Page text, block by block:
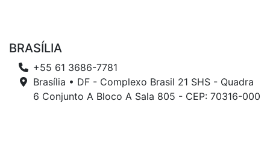
BRASÍLIA
+55 61 3686-7781
Brasília • DF - Complexo Brasil 21 SHS - Quadra
6 Conjunto A Bloco A Sala 805 - CEP: 70316-000